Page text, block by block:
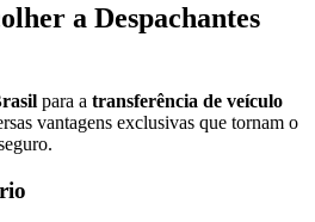
a Despachantes
para a transferência de veículo
vantagens exclusivas que tornam o